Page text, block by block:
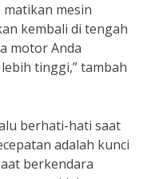
mesin
kembali di tengah
motor Anda
tinggi,” tambah
berhati-hati saat
adalah kunci
berkendara